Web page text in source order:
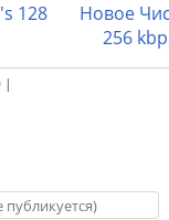
128
Новое
256
|